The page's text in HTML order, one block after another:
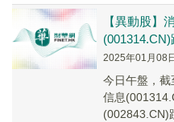
【異動股】
(001314.CN)
2025年01月08
今日午盤，
信息
(002843.CN)